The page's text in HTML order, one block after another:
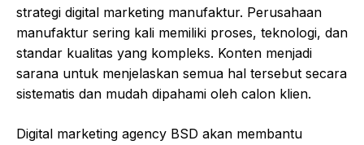
strategi digital marketing manufaktur. Perusahaan
manufaktur sering kali memiliki proses, teknologi, dan
standar kualitas yang kompleks. Konten menjadi
sarana untuk menjelaskan semua hal tersebut secara
sistematis dan mudah dipahami oleh calon klien.
Digital marketing agency BSD akan membantu